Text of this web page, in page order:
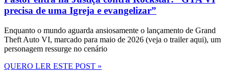
precisa de uma Igreja e evangelizar”
Enquanto o mundo aguarda ansiosamente o lançamento de Grand
Theft Auto VI, marcado para maio de 2026 (veja o trailer aqui), um
personagem ressurge no cenário
QUERO LER ESTE POST »